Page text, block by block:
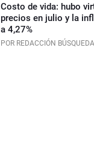
Costo de vida: hubo
precios en julio y la
a 4,27%
POR REDACCIÓN BÚSQUEDA